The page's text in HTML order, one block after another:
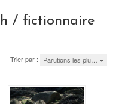
/ fictionnaire
Trier par : Parutions les plu…